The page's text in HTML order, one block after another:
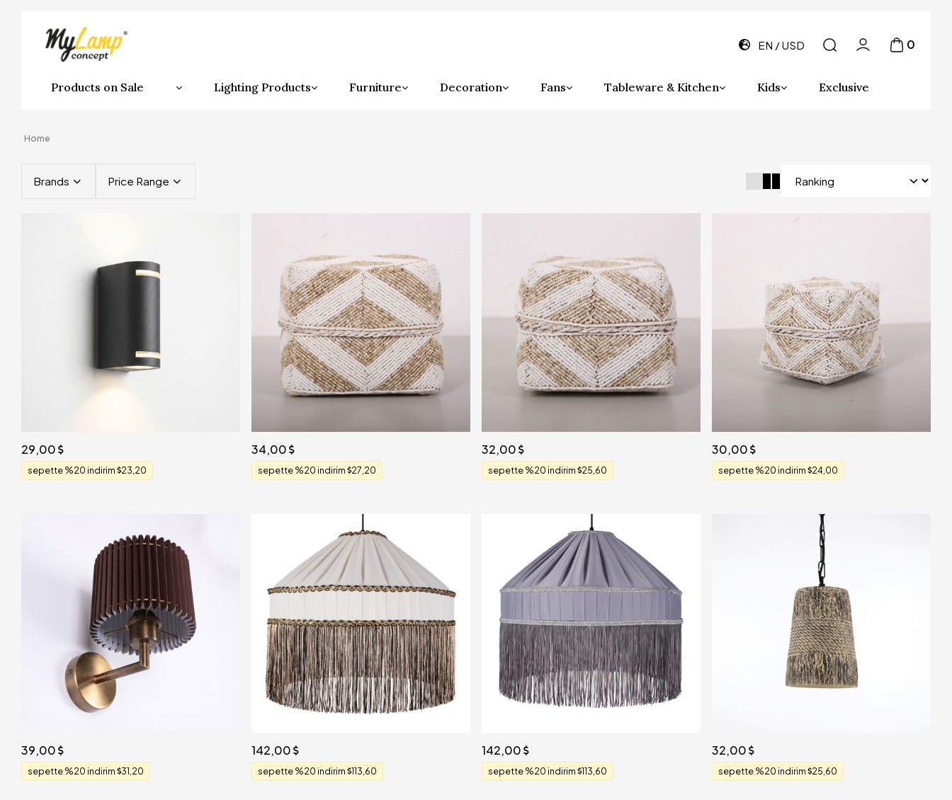
Products on Sale Lighting Products Furniture Decoration Fans Tableware & Kitchen Kids Exclusive
EN USD 0
Home
Brands Price Range
29,00
sepette %20 indirim 23,20
34,00
sepette %20 indirim 27,20
32,00
sepette %20 indirim 25,60
30,00
sepette %20 indirim 24,00
39,00
sepette %20 indirim 31,20
142,00
sepette %20 indirim 113,60
142,00
sepette %20 indirim 113,60
32,00
sepette %20 indirim 25,60